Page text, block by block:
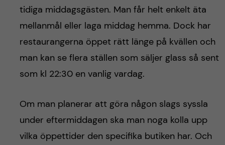
tidiga middagsgästen. Man får helt enkelt äta
mellanmål eller laga middag hemma. Dock har
restaurangerna öppet rätt länge på kvällen och
man kan se flera ställen som säljer glass så sent
som kl 22:30 en vanlig vardag.
Om man planerar att göra någon slags syssla
under eftermiddagen ska man noga kolla upp
vilka öppettider den specifika butiken har. Och